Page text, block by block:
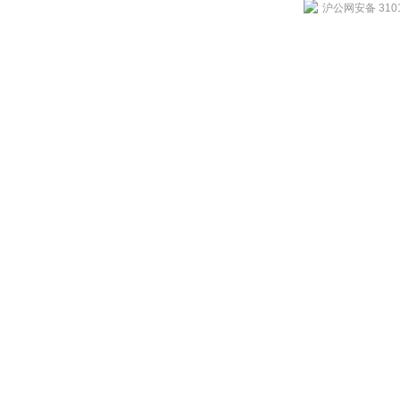
沪公网安备